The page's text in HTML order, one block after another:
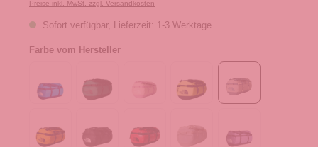
Preise inkl. MwSt. zzgl. Versandkosten
Sofort verfügbar, Lieferzeit: 1-3 Werktage
Farbe vom Hersteller